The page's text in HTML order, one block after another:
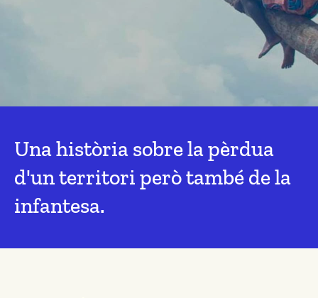
Una història sobre la pèrdua
d'un territori però també de la
infantesa.